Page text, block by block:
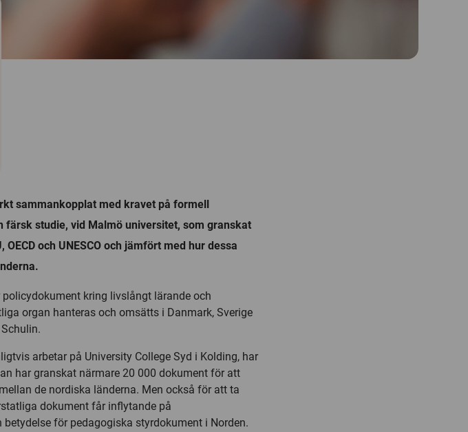
sammankopplat med kravet på formell
färsk studie, vid Malmö universitet, som granskat
och UNESCO och jämfört med hur dessa
kring livslångt lärande och
organ hanteras och omsätts i Danmark, Sverige
arbetar på University College Syd i Kolding, har
har granskat närmare 20 000 dokument för att
de nordiska länderna. Men också för att ta
dokument får inflytande på
för pedagogiska styrdokument i Norden.